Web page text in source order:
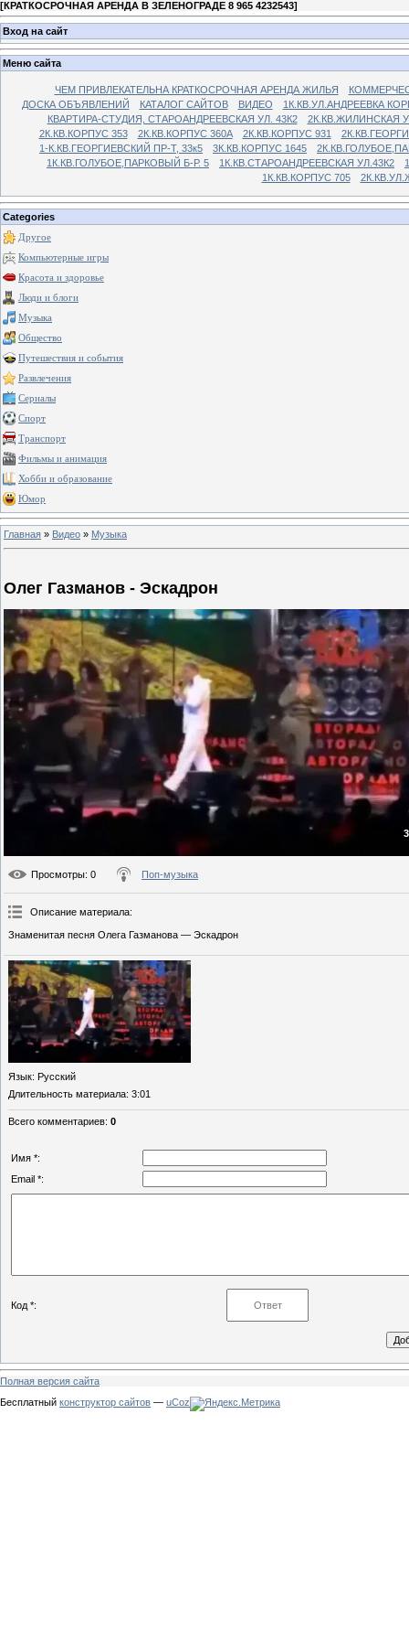
[КРАТКОСРОЧНАЯ АРЕНДА В ЗЕЛЕНОГРАДЕ 8 965 4232543]
Вход на сайт
Меню сайта
ЧЕМ ПРИВЛЕКАТЕЛЬНА КРАТКОСРОЧНАЯ АРЕНДА ЖИЛЬЯ
ДОСКА ОБЪЯВЛЕНИЙ
КАТАЛОГ САЙТОВ ВИДЕО
1К.КВ.УЛ.АНДРЕЕВКА
КВАРТИРА-СТУДИЯ, СТАРОАНДРЕЕВСКАЯ УЛ. 43К2
2К.КВ.ЖИЛИНСКАЯ
2К.КВ.КОРПУС 353
2К.КВ.КОРПУС 360А 2К.КВ.КОРПУС 931
1-К.КВ.ГЕОРГИЕВСКИЙ ПР-Т, 33к5
3К.КВ.КОРПУС 1645
1К.КВ.ГОЛУБОЕ,ПАРКОВЫЙ Б-Р. 5
1К.КВ.СТАРОАНДРЕЕВСКАЯ УЛ.43К2
1К.КВ.КОРПУС 705
Categories
Другое
Компьютерные игры
Красота и здоровье
Люди и блоги
Музыка
Общество
Путешествия и события
Развлечения
Сериалы
Спорт
Транспорт
Фильмы и анимация
Хобби и образование
Юмор
Главная » Видео » Музыка
Олег Газманов - Эскадрон
Просмотры: 0 Поп-музыка
Описание материала:
Знаменитая песня Олега Газманова — Эскадрон
Язык: Русский
Длительность материала: 3:01
Всего комментариев: 0
Имя *:
Email *:
Код *:
Полная версия сайта
Бесплатный конструктор сайтов — uCoz